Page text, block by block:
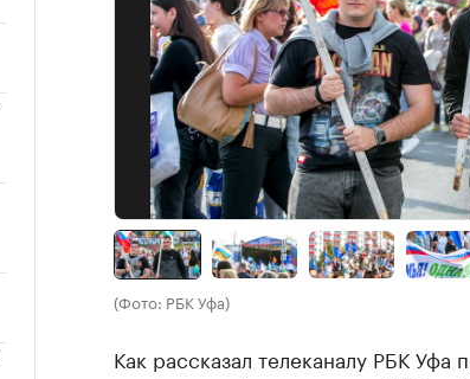
(Фото: РБК Уфа)
Как рассказал телеканалу РБК Уфа